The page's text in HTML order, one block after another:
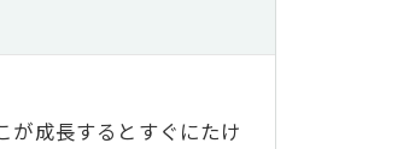
が成長するとすぐにたけ